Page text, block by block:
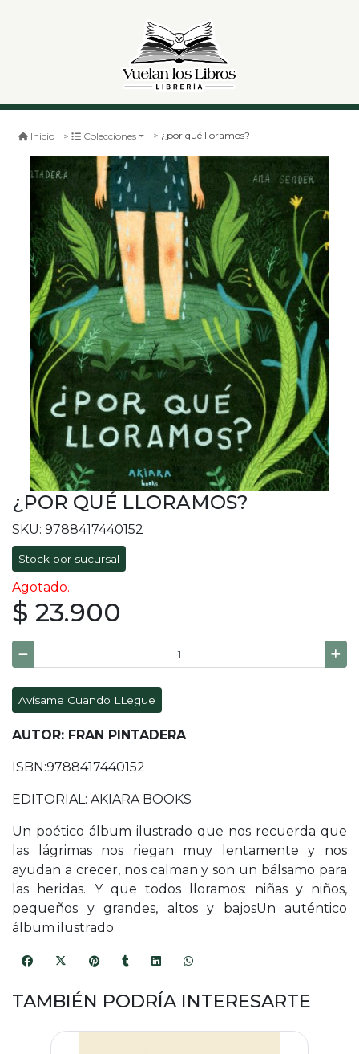
Inicio Colecciones ¿por qué lloramos?
¿POR QUÉ LLORAMOS?
SKU: 9788417440152
Stock por sucursal
Agotado.
$ 23.900
Avísame Cuando LLegue
AUTOR: FRAN PINTADERA
ISBN:9788417440152
EDITORIAL: AKIARA BOOKS
Un poético álbum ilustrado que nos recuerda que
las lágrimas nos riegan muy lentamente y nos
ayudan a crecer, nos calman y son un bálsamo para
las heridas. Y que todos lloramos: niñas y niños,
pequeños y grandes, altos y bajosUn auténtico
álbum ilustrado
TAMBIÉN PODRÍA INTERESARTE